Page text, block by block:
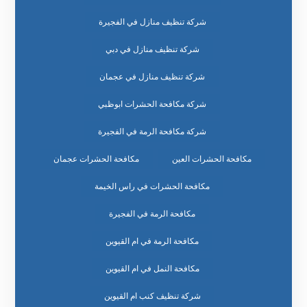
شركة تنظيف منازل في الفجيرة
شركة تنظيف منازل في دبي
شركة تنظيف منازل في عجمان
شركة مكافحة الحشرات ابوظبي
شركة مكافحة الرمة في الفجيرة
مكافحة الحشرات العين مكافحة الحشرات عجمان
مكافحة الحشرات في راس الخيمة
مكافحة الرمة في الفجيرة
مكافحة الرمة في ام القيوين
مكافحة النمل في ام القيوين